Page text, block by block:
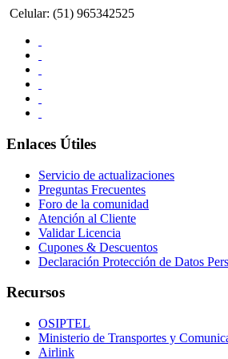
Celular: (51) 965342525
Enlaces Útiles
Servicio de actualizaciones
Preguntas Frecuentes
Foro de la comunidad
Atención al Cliente
Validar Licencia
Cupones & Descuentos
Declaración Protección de Datos
Recursos
OSIPTEL
Ministerio de Transportes y
Airlink